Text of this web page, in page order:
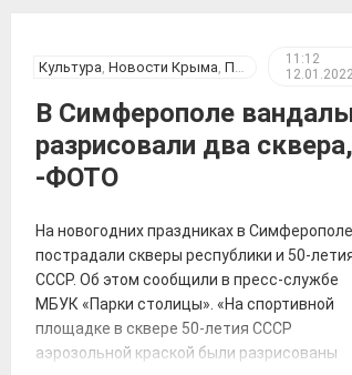
экспонаты. На поверхности возле пещеры
появится музей и ландшафтный парк.
Фото: пресс-служба КФУ Дата открытия
уникального […]
Культура Новости Крыма Происшествия
11:12
В Симферополе
разрисовали два сквера,
-ФОТО
На новогодних праздниках в Симферополе
пострадали скверы республики и 50-
СССР. Об этом сообщили в пресс-службе
МБУК «Парки столицы». «На спортивной
площадке в сквере 50-летия СССР
аэрозольной краской были разрисованы